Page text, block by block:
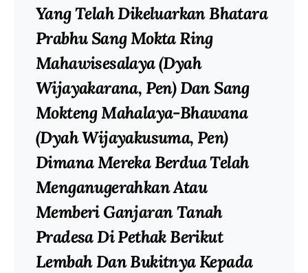
Yang Telah Dikeluarkan Bhatara
Prabhu Sang Mokta Ring
Mahawisesalaya (Dyah
Wijayakarana, Pen) Dan Sang
Mokteng Mahalaya-Bhawana
(Dyah Wijayakusuma, Pen)
Dimana Mereka Berdua Telah
Menganugerahkan Atau
Memberi Ganjaran Tanah
Pradesa Di Pethak Berikut
Lembah Dan Bukitnya Kepada